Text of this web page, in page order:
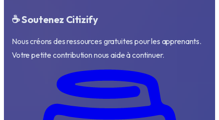
☕ Soutenez Citizify
Nous créons des ressources gratuites pour les apprenants.
Votre petite contribution nous aide à continuer.